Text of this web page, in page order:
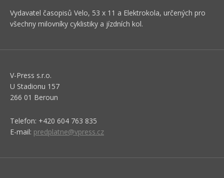
Vydavatel časopisů Velo, 53 x 11 a Elektrokola, určených pro
všechny milovníky cyklistiky a jízdních kol.
V-Press s.r.o.
U Stadionu 157
266 01 Beroun
Telefon: +420 604 763 835
E-mail: predplatne@vpress.cz